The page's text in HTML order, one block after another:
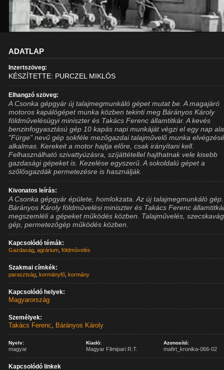
ADATLAP
Inzertszöveg:
KÉSZÍTETTE: PURCZEL MIKLÓS
Elhangzó szöveg:
A Csonka gépgyár új talajmegmunkáló gépet mutat be. A magajáró
motoros kapálógépet munka közben tekinti meg Bárányos Károly
földművelésügyi miniszter és Takács Ferenc államtitkár. A kevés
benzinfogyasztású gép 10 kapás napi munkáját végzi el egy nap
"Fürge" nevű gép sokféle mezőgazdai talajművelő munka
alkalmas. Kerekeit a motor hajtja előre, csak irányítani kell.
Felhasználható szivattyúzásra, szíjáttétellel hajthatnak vele kisebb
gazdasági gépeket is. Kezelése egyszerű. A sokoldalú gépet a
szőlősgazdák permetezésre is használják.
Kivonatos leírás:
A Csonka gépgyár épülete, homlokzata. Az új talajmegmunkáló gép.
Bárányos Károly földművelési miniszter és Takács Ferenc
megszemléli a gépeket működés közben. Talajművelés,
gép, permetezőgép működés közben.
Kapcsolódó témák:
Gazdaság ,agrárium ,földművelés
Szakmai címkék:
parasztság ,kormányfő ,kormány
Kapcsolódó helyek:
Magyarország
Személyek:
Takács Ferenc, Bárányos Károly
Nyelv:
magyar
Kiadó:
Magyar Filmipari R.T.
Azonosító:
mafirt_kronika-066-02
Kapcsolódó linkek